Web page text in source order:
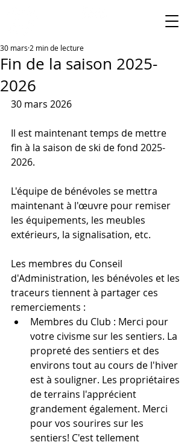
Fin de la saison 2025-
2026
30 mars 2 min de lecture
30 mars 2026
Il est maintenant temps de mettre
fin à la saison de ski de fond 2025-
2026.
L'équipe de bénévoles se mettra
maintenant à l'œuvre pour remiser
les équipements, les meubles
extérieurs, la signalisation, etc.
Les membres du Conseil
d'Administration, les bénévoles et les
traceurs tiennent à partager ces
remerciements :
Membres du Club : Merci pour
votre civisme sur les sentiers. La
propreté des sentiers et des
environs tout au cours de l'hiver
est à souligner. Les propriétaires
de terrains l'apprécient
grandement également. Merci
pour vos sourires sur les
sentiers! C'est tellement